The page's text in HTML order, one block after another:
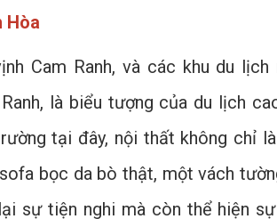
Hòa
Cam Ranh, và các khu du
là biểu tượng của du lịch
tại đây, nội thất không chỉ
bọc da bò thật, một vách
sự tiện nghi mà còn thể hiện